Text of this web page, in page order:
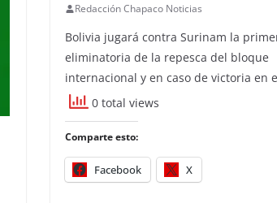
Redacción Chapaco Noticias
Bolivia jugará contra Surinam la
eliminatoria de la repesca del bloque
internacional y en caso de victoria en
0 total views
Comparte esto:
Facebook X